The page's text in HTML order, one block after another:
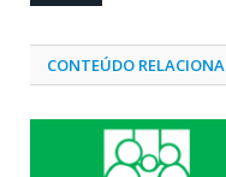
CONTEÚDO